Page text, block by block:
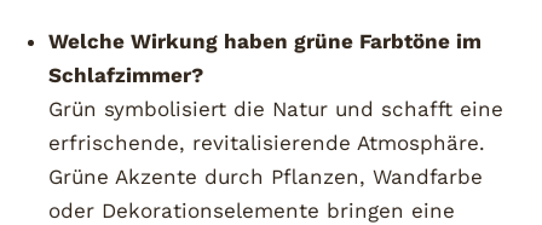
Welche Wirkung haben grüne Farbtöne im
Schlafzimmer?
Grün symbolisiert die Natur und schafft eine
erfrischende, revitalisierende Atmosphäre.
Grüne Akzente durch Pflanzen, Wandfarbe
oder Dekorationselemente bringen eine